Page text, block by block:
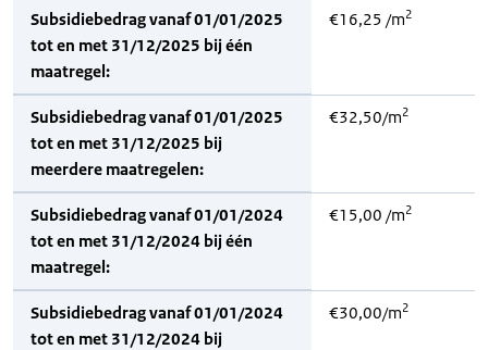
Subsidiebedrag vanaf 01/01/2025
tot en met 31/12/2025 bij één
maatregel:
€16,25 /m2
Subsidiebedrag vanaf 01/01/2025
tot en met 31/12/2025 bij
meerdere maatregelen:
€32,50/m2
Subsidiebedrag vanaf 01/01/2024
tot en met 31/12/2024 bij één
maatregel:
€15,00 /m2
Subsidiebedrag vanaf 01/01/2024
tot en met 31/12/2024 bij
€30,00/m2